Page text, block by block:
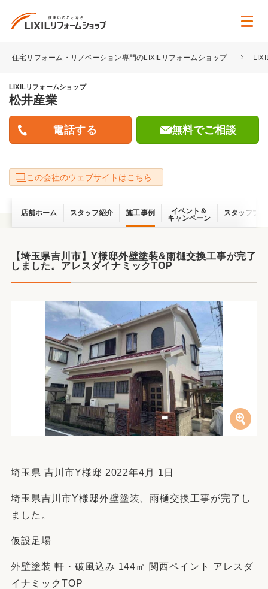
住宅リフォーム・リノベーション専門のLIXILリフォームショップ
LIXILリフォームショップ
松井産業
無料でご相談
この会社のウェブサイトはこちら
店舗ホーム スタッフ紹介 施工事例
イベント＆
キャンペーン
スタッフブ
【埼玉県吉川市】Y様邸外壁塗装&雨樋交換工事が完了
しました。アレスダイナミックTOP
埼玉県 吉川市Y様邸 2022年4月 1日
埼玉県吉川市Y様邸外壁塗装、雨樋交換工事が完了し
ました。
仮設足場
外壁塗装 軒・破風込み 144㎡ 関西ペイント アレスダ
イナミックTOP